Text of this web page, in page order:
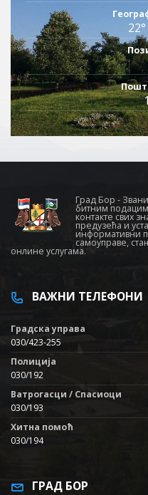
Град Бор -
битним
контакте свих
предузећа и
информативни
самоуправе,
онлине услугама.
ВАЖНИ ТЕЛЕФОНИ
Градска управа
030/423-255
Полиција
030/192
Ватрогасци / Спасиоци
030/193
Хитна помоћ
030/194
ГРАД БОР